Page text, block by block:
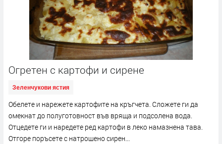
Огретен с картофи и сирене
Зеленчукови ястия
Обелете и нарежете картофите на кръгчета. Сложете ги да
омекнат до полуготовност във вряща и подсолена вода.
Отцедете ги и наредете ред картофи в леко намазнена тава.
Отгоре поръсете с натрошено сирен...